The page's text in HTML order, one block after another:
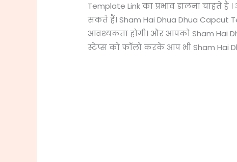
Template Link का प्रभाव डालना चाहते
सकते हैं। Sham Hai Dhua Dhua
आवश्यकता होगी। और आपको Sham Hai
स्टेप्स को फॉलो करके आप भी Sham Hai